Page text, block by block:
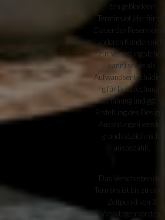
den geblockten
Terminslot (der für die
Dauer der Reservierung
anderen Kunden nicht
zur Verfügung stehen
kann) sowie als
Aufwandsentschädigun
g für Besprechung,
Planung und ggf.
Erstellung des Designs.
Anzahlungen werden
grundsätzlich nicht
ausbezahlt.
Das Verschieben des
Termins ist bis zu einem
Zeitpunkt von 3
Werktagen vor dem